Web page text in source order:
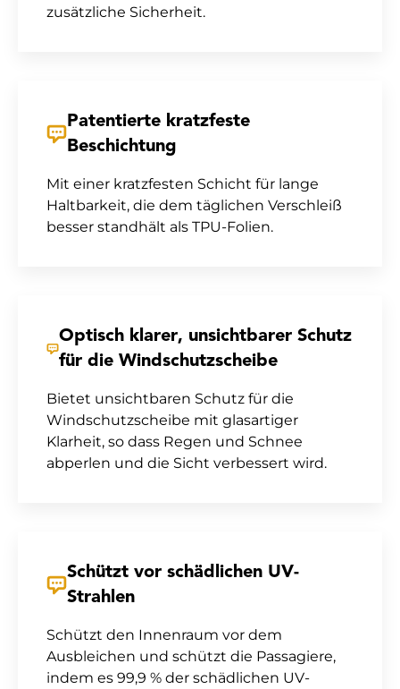
zusätzliche Sicherheit.
Patentierte kratzfeste
Beschichtung
Mit einer kratzfesten Schicht für lange
Haltbarkeit, die dem täglichen Verschleiß
besser standhält als TPU-Folien.
Optisch klarer, unsichtbarer Schutz
für die Windschutzscheibe
Bietet unsichtbaren Schutz für die
Windschutzscheibe mit glasartiger
Klarheit, so dass Regen und Schnee
abperlen und die Sicht verbessert wird.
Schützt vor schädlichen UV-
Strahlen
Schützt den Innenraum vor dem
Ausbleichen und schützt die Passagiere,
indem es 99,9 % der schädlichen UV-